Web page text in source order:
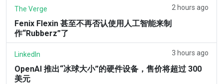
The Verge 2 hours ago
Fenix Flexin 甚至不再否认使用人工智能来制
作“Rubberz”了
LinkedIn 3 hours ago
OpenAI 推出“冰球大小”的硬件设备，售价将超过 300
美元